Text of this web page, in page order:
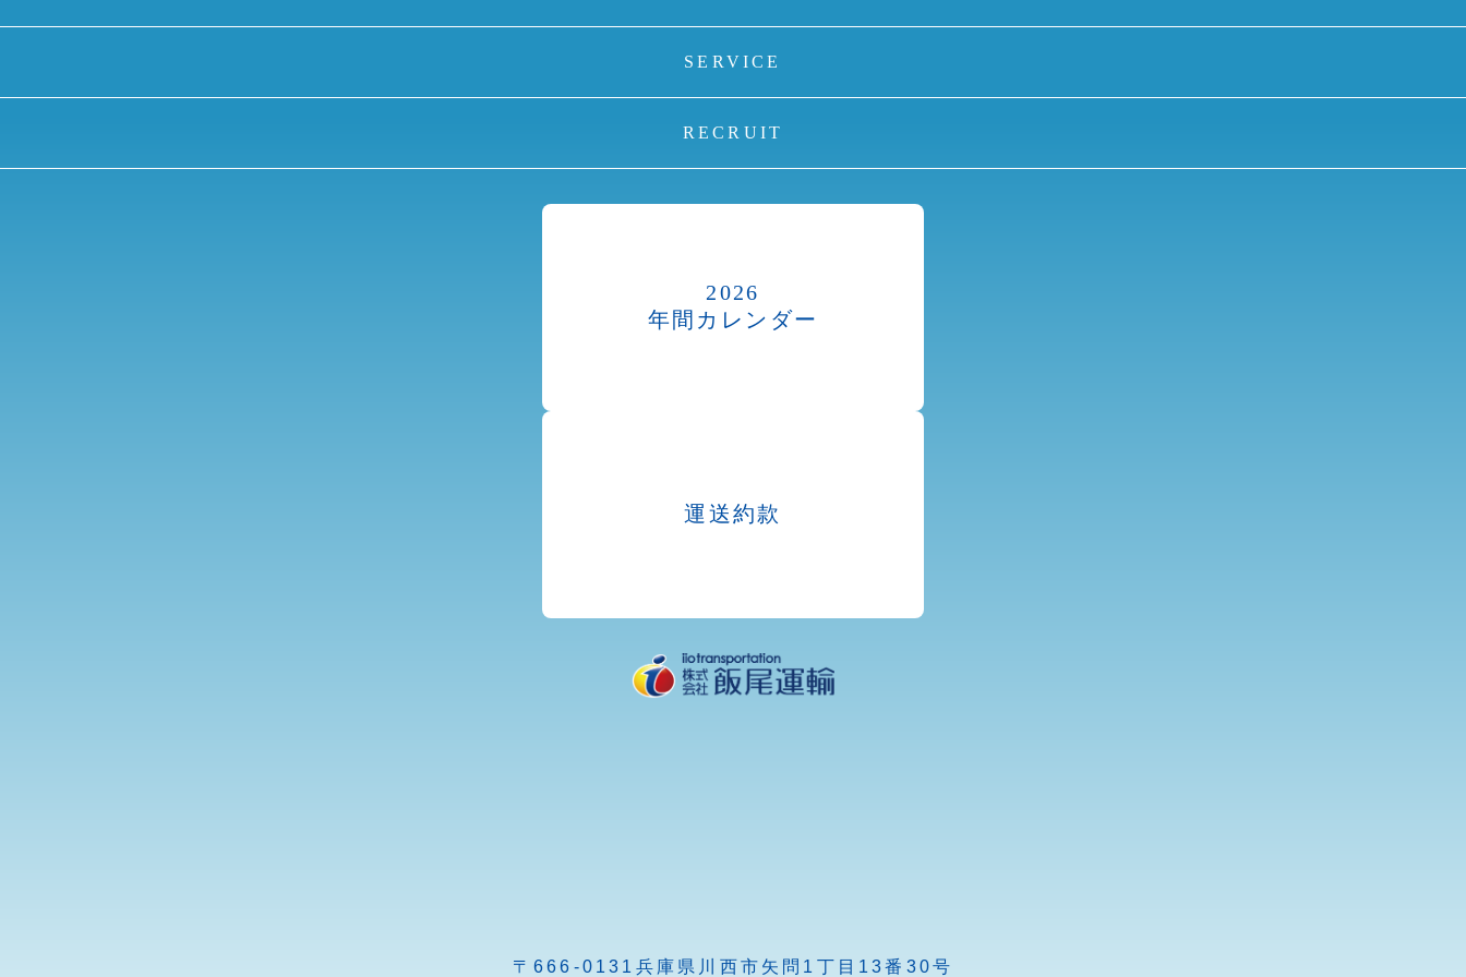
SERVICE
RECRUIT
2026
年間カレンダー
運送約款
〒666-0131 兵庫県川西市矢問1丁目13番30号